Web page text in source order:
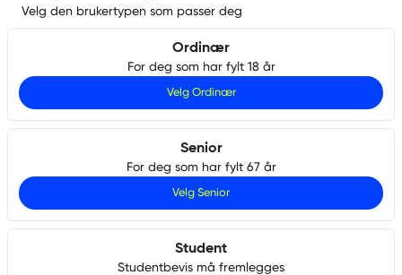
Velg den brukertypen som passer deg
Ordinær
For deg som har fylt 18 år
Velg Ordinær
Senior
For deg som har fylt 67 år
Velg Senior
Student
Studentbevis må fremlegges